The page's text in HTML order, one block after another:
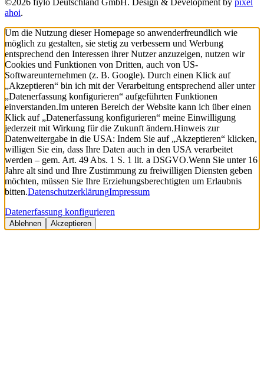
ahoi.
Um die Nutzung dieser Homepage so anwenderfreundlich wie
möglich zu gestalten, sie stetig zu verbessern und Werbung
entsprechend den Interessen ihrer Nutzer anzuzeigen, nutzen wir
Cookies und Funktionen von Dritten, auch von US-
Softwareunternehmen (z. B. Google). Durch einen Klick auf
„Akzeptieren“ bin ich mit der Verarbeitung entsprechend aller unter
„Datenerfassung konfigurieren“ aufgeführten Funktionen
einverstanden.Im unteren Bereich der Website kann ich über einen
Klick auf „Datenerfassung konfigurieren“ meine Einwilligung
jederzeit mit Wirkung für die Zukunft ändern.Hinweis zur
Datenweitergabe in die USA: Indem Sie auf „Akzeptieren“ klicken,
willigen Sie ein, dass Ihre Daten auch in den USA verarbeitet
werden – gem. Art. 49 Abs. 1 S. 1 lit. a DSGVO.Wenn Sie unter 16
Jahre alt sind und Ihre Zustimmung zu freiwilligen Diensten geben
möchten, müssen Sie Ihre Erziehungsberechtigten um Erlaubnis
bitten.DatenschutzerklärungImpressum
Datenerfassung konfigurieren
Ablehnen Akzeptieren